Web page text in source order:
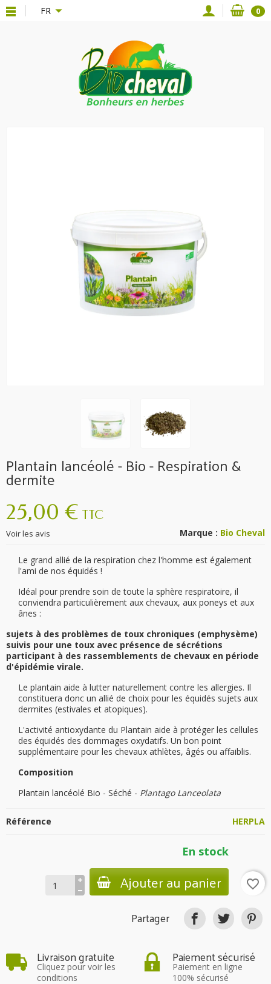
{**} FR 0
Plantain lancéolé - Bio - Respiration &
dermite
Marque : Bio Cheval
25,00 € TTC
Voir les avis
Le grand allié de la respiration chez l'homme est également
l'ami de nos équidés !
Idéal pour prendre soin de toute la sphère respiratoire, il
conviendra particulièrement aux chevaux, aux poneys et aux
ânes :
sujets à des problèmes de toux chroniques (emphysème)
suivis pour une toux avec présence de sécrétions
participant à des rassemblements de chevaux en période
d'épidémie virale.
Le plantain aide à lutter naturellement contre les allergies. Il
constituera donc un allié de choix pour les équidés sujets aux
dermites (estivales et atopiques).
L'activité antioxydante du Plantain aide à protéger les cellules
des équidés des dommages oxydatifs. Un bon point
supplémentaire pour les chevaux athlètes, âgés ou affaiblis.
Composition
Plantain lancéolé Bio - Séché - Plantago Lanceolata
Référence HERPLA
En stock
Ajouter au panier favorite_border
Partager
Livraison gratuite
Cliquez pour voir les
conditions
Paiement sécurisé
Paiement en ligne
100% sécurisé